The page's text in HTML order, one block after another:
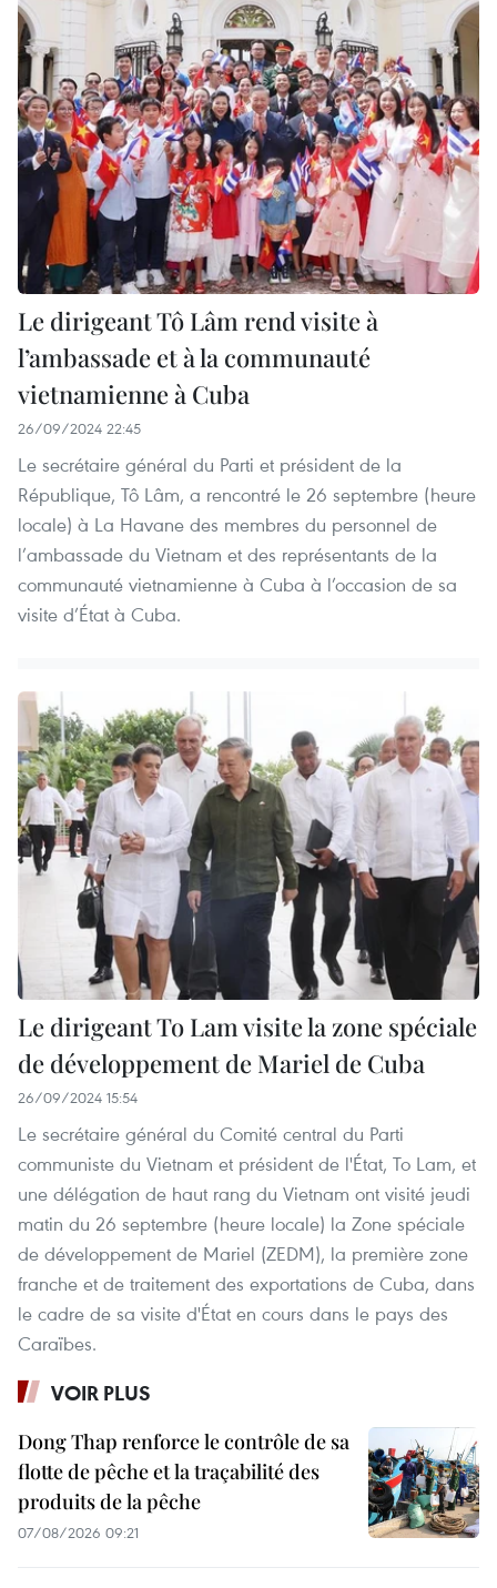
Le dirigeant Tô Lâm rend visite à
l’ambassade et à la communauté
vietnamienne à Cuba
26/09/2024 22:45
Le secrétaire général du Parti et président de la
République, Tô Lâm, a rencontré le 26 septembre (heure
locale) à La Havane des membres du personnel de
l’ambassade du Vietnam et des représentants de la
communauté vietnamienne à Cuba à l’occasion de sa
visite d’État à Cuba.
Le dirigeant To Lam visite la zone spéciale
de développement de Mariel de Cuba
26/09/2024 15:54
Le secrétaire général du Comité central du Parti
communiste du Vietnam et président de l'État, To Lam, et
une délégation de haut rang du Vietnam ont visité jeudi
matin du 26 septembre (heure locale) la Zone spéciale
de développement de Mariel (ZEDM), la première zone
franche et de traitement des exportations de Cuba, dans
le cadre de sa visite d'État en cours dans le pays des
Caraïbes.
VOIR PLUS
Dong Thap renforce le contrôle de sa
flotte de pêche et la traçabilité des
produits de la pêche
07/08/2026 09:21